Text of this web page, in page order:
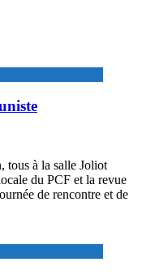
tous à la salle Joliot
du PCF et la revue
de rencontre et de